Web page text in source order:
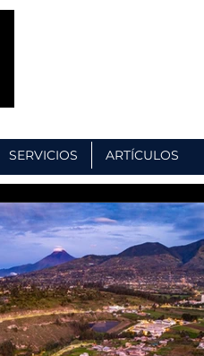
SERVICIOS ARTÍCULOS